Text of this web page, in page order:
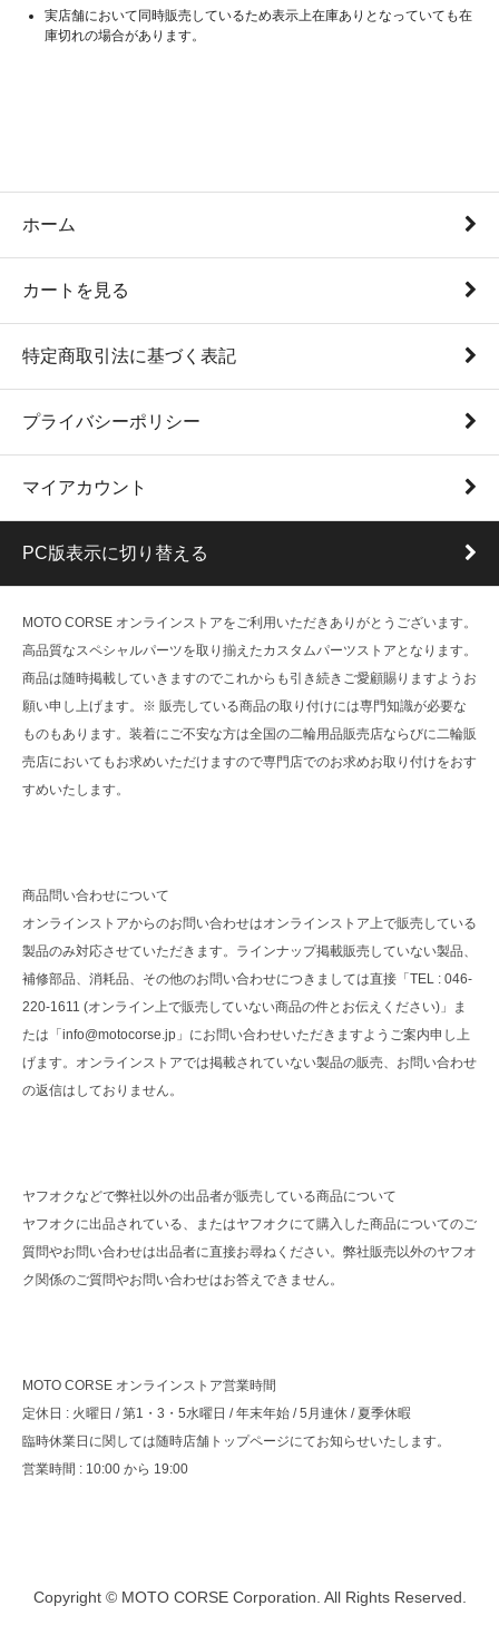
実店舗において同時販売しているため表示上在庫ありとなっていても在
庫切れの場合があります。
ホーム
カートを見る
特定商取引法に基づく表記
プライバシーポリシー
マイアカウント
PC版表示に切り替える
MOTO CORSE オンラインストアをご利用いただきありがとうございます。
高品質なスペシャルパーツを取り揃えたカスタムパーツストアとなります。
商品は随時掲載していきますのでこれからも引き続きご愛顧賜りますようお
願い申し上げます。※ 販売している商品の取り付けには専門知識が必要な
ものもあります。装着にご不安な方は全国の二輪用品販売店ならびに二輪販
売店においてもお求めいただけますので専門店でのお求めお取り付けをおす
すめいたします。
商品問い合わせについて
オンラインストアからのお問い合わせはオンラインストア上で販売している
製品のみ対応させていただきます。ラインナップ掲載販売していない製品、
補修部品、消耗品、その他のお問い合わせにつきましては直接「TEL : 046-
220-1611 (オンライン上で販売していない商品の件とお伝えください)」ま
たは「info@motocorse.jp」にお問い合わせいただきますようご案内申し上
げます。オンラインストアでは掲載されていない製品の販売、お問い合わせ
の返信はしておりません。
ヤフオクなどで弊社以外の出品者が販売している商品について
ヤフオクに出品されている、またはヤフオクにて購入した商品についてのご
質問やお問い合わせは出品者に直接お尋ねください。弊社販売以外のヤフオ
ク関係のご質問やお問い合わせはお答えできません。
MOTO CORSE オンラインストア営業時間
定休日 : 火曜日 / 第1・3・5水曜日 / 年末年始 / 5月連休 / 夏季休暇
臨時休業日に関しては随時店舗トップページにてお知らせいたします。
営業時間 : 10:00 から 19:00
Copyright © MOTO CORSE Corporation. All Rights Reserved.